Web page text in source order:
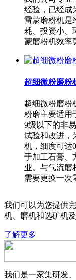
经验，已经成
雷蒙磨粉机是
耗、投资小、
蒙磨粉机效率
超细微粉磨粉
超细微粉磨粉
粉磨主要适用
9级以下的非
试验和改进，
机，细度可达
于加工石膏、
业。与气流磨
需要更换一次
我们可以为您提供
机、磨机和选矿机及
了解更多
我们是一家集研发